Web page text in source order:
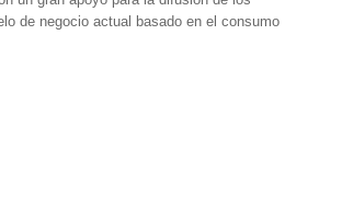
de negocio actual basado en el consumo